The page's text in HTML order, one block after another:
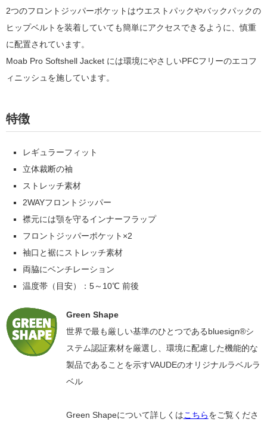
2つのフロントジッパーポケットはウエストパックやバックパックの
ヒップベルトを装着していても簡単にアクセスできるように、慎重
に配置されています。
Moab Pro Softshell Jacket には環境にやさしいPFCフリーのエコフ
ィニッシュを施しています。
特徴
レギュラーフィット
立体裁断の袖
ストレッチ素材
2WAYフロントジッパー
襟元には顎を守るインナーフラップ
フロントジッパーポケット×2
袖口と裾にストレッチ素材
両脇にベンチレーション
温度帯（目安）：5～10℃ 前後
Green Shape
世界で最も厳しい基準のひとつであるbluesign®シ
ステム認証素材を厳選し、環境に配慮した機能的な
製品であることを示すVAUDEのオリジナルラベルラ
ベル
Green Shapeについて詳しくはこちらをご覧くださ